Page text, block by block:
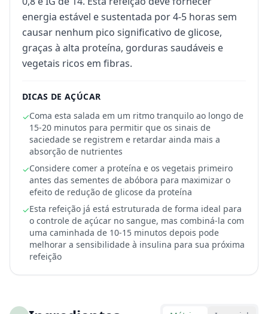
energia estável e sustentada por 4-5 horas sem
causar nenhum pico significativo de glicose,
graças à alta proteína, gorduras saudáveis e
vegetais ricos em fibras.
DICAS DE AÇÚCAR
✓Coma esta salada em um ritmo tranquilo ao longo de
15-20 minutos para permitir que os sinais de
saciedade se registrem e retardar ainda mais a
absorção de nutrientes
✓Considere comer a proteína e os vegetais primeiro
antes das sementes de abóbora para maximizar o
efeito de redução de glicose da proteína
✓Esta refeição já está estruturada de forma ideal para
o controle de açúcar no sangue, mas combiná-la com
uma caminhada de 10-15 minutos depois pode
melhorar a sensibilidade à insulina para sua próxima
refeição